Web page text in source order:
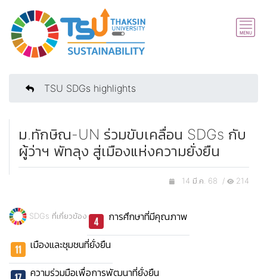
TSU SDGs highlights
ม.ทักษิณ-UN ร่วมขับเคลื่อน SDGs กับ
ผู้ว่าฯ พัทลุง สู่เมืองแห่งความยั่งยืน
14 มี.ค. 68 / 214
SDGs ที่เกี่ยวข้อง การศึกษาที่มีคุณภาพ
เมืองและชุมชนที่ยั่งยืน
ความร่วมมือเพื่อการพัฒนาที่ยั่งยืน